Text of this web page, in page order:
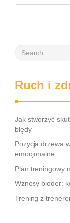
praktykowanie
Ruch i
Jak stworzyć
błędy
Pozycja drzewa
emocjonalne
Plan treningowy
Wznosy bioder:
Trening z